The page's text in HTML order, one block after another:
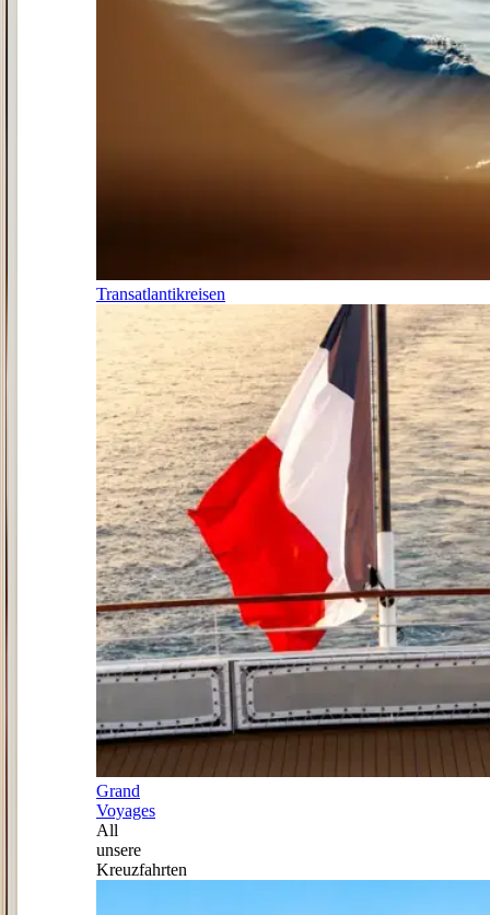
Transatlantikreisen
Grand
Voyages
All
unsere
Kreuzfahrten